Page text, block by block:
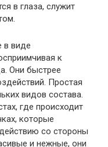
в глаза, служит
в виде
к
Они быстрее
Простая
видов состава.
где происходит
которые
со стороны
и нежные, они